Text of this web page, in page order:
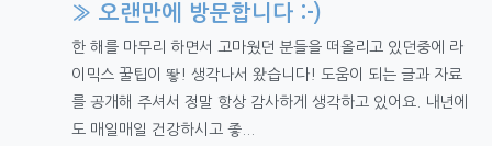
» 오랜만에 방문합니다 :-)
한 해를 마무리 하면서 고마웠던 분들을 떠올리고 있던중에 라
이믹스 꿀팁이 뙇! 생각나서 왔습니다! 도움이 되는 글과 자료
를 공개해 주셔서 정말 항상 감사하게 생각하고 있어요. 내년에
도 매일매일 건강하시고 좋...